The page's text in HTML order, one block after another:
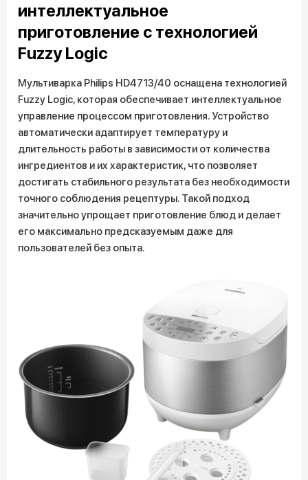
интеллектуальное
приготовление с технологией
Fuzzy Logic
Мультиварка Philips HD4713/40 оснащена технологией
Fuzzy Logic, которая обеспечивает интеллектуальное
управление процессом приготовления. Устройство
автоматически адаптирует температуру и
длительность работы в зависимости от количества
ингредиентов и их характеристик, что позволяет
достигать стабильного результата без необходимости
точного соблюдения рецептуры. Такой подход
значительно упрощает приготовление блюд и делает
его максимально предсказуемым даже для
пользователей без опыта.